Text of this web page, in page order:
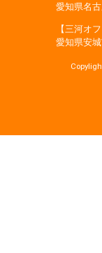
愛知県名
【三河オフ
愛知県安